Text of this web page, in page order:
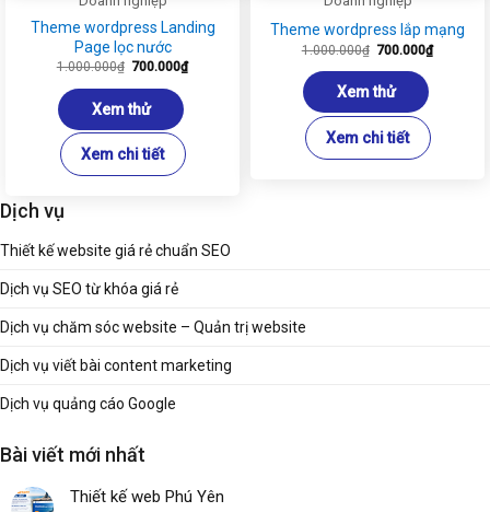
Theme wordpress Landing
Page lọc nước
1.000.000₫ Giá
là:
1.000.000₫.
700.000₫Giá
hiện
Xem thử
Xem chi tiết
Theme wordpress lắp mạng
1.000.000₫ Giá
là:
1.000.000₫.
700.000₫Giá
hiện
Xem thử
Xem chi tiết
Dịch vụ
Thiết kế website giá rẻ chuẩn SEO
Dịch vụ SEO từ khóa giá rẻ
Dịch vụ chăm sóc website – Quản trị website
Dịch vụ viết bài content marketing
Dịch vụ quảng cáo Google
Bài viết mới nhất
Thiết kế web Phú Yên